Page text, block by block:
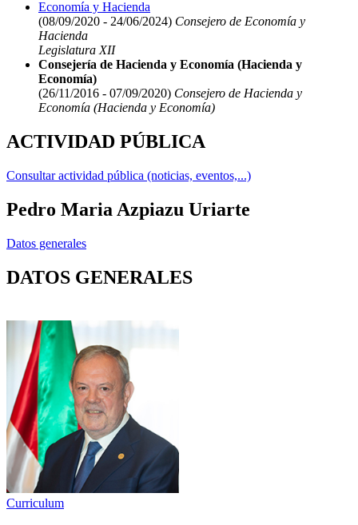
Economía y Hacienda
(08/09/2020 - 24/06/2024) Consejero de Economía y
Hacienda
Legislatura XII
Consejería de Hacienda y Economía (Hacienda y
Economía)
(26/11/2016 - 07/09/2020) Consejero de Hacienda y
Economía (Hacienda y Economía)
ACTIVIDAD PÚBLICA
Consultar actividad pública (noticias, eventos,...)
Pedro Maria Azpiazu Uriarte
Datos generales
DATOS GENERALES
Curriculum